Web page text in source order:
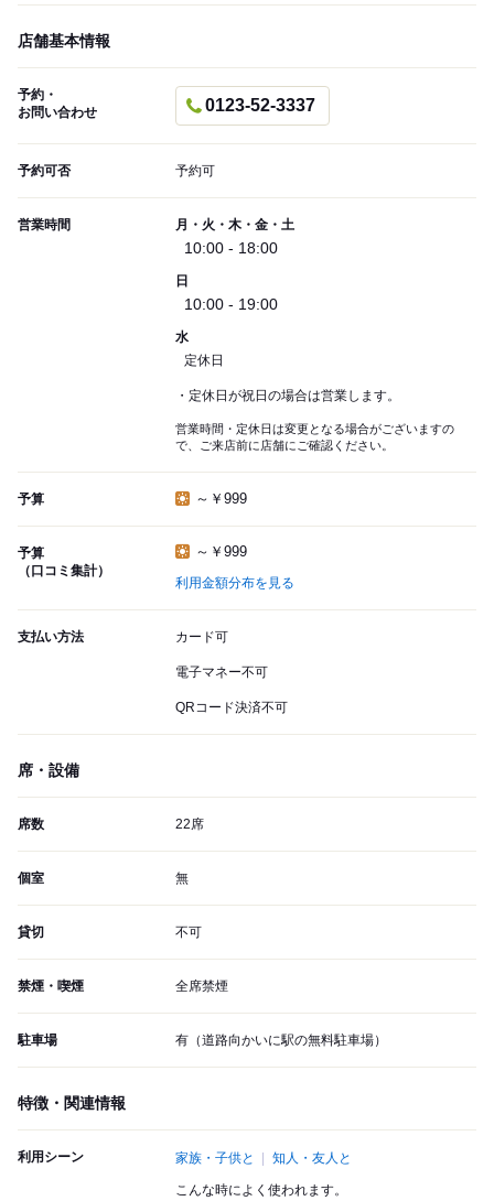
店舗基本情報
予約・
お問い合わせ
0123-52-3337
予約可否 予約可
営業時間 月・火・木・金・土
10:00 - 18:00
日
10:00 - 19:00
水
定休日
・定休日が祝日の場合は営業します。
営業時間・定休日は変更となる場合がございますの
で、ご来店前に店舗にご確認ください。
予算 ～￥999
予算
（口コミ集計）
～￥999
利用金額分布を見る
支払い方法 カード可
電子マネー不可
QRコード決済不可
席・設備
席数 22席
個室 無
貸切 不可
禁煙・喫煙 全席禁煙
駐車場 有（道路向かいに駅の無料駐車場）
特徴・関連情報
利用シーン 家族・子供と 知人・友人と
こんな時によく使われます。